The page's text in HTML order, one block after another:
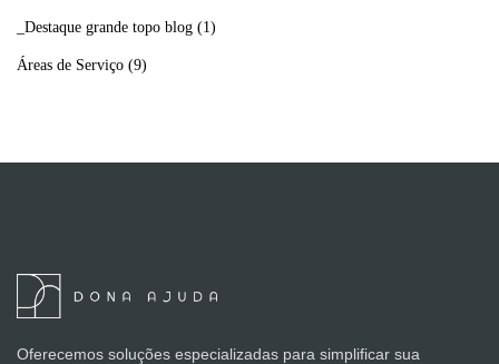
_Destaque grande topo blog (1)
Áreas de Serviço (9)
Oferecemos soluções especializadas para simplificar sua